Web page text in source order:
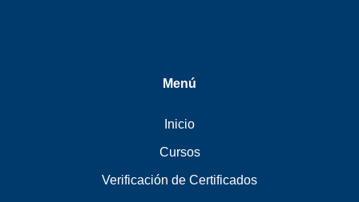
Menú
Inicio
Cursos
Verificación de Certificados